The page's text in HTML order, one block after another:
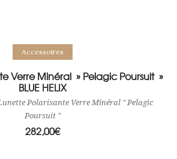
Read more
Accessoires
Verre Minéral » Pelagic Poursuit »
BLUE HELIX
Polarisante Verre Minéral " Pelagic
Poursuit "
282,00€